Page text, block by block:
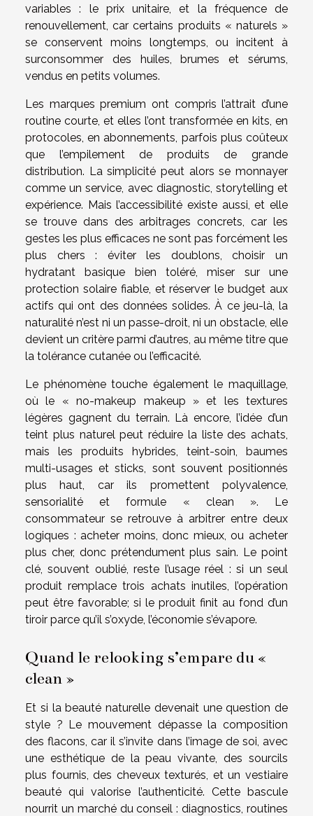
variables : le prix unitaire, et la fréquence de
renouvellement, car certains produits « naturels »
se conservent moins longtemps, ou incitent à
surconsommer des huiles, brumes et sérums,
vendus en petits volumes.
Les marques premium ont compris l’attrait d’une
routine courte, et elles l’ont transformée en kits, en
protocoles, en abonnements, parfois plus coûteux
que l’empilement de produits de grande
distribution. La simplicité peut alors se monnayer
comme un service, avec diagnostic, storytelling et
expérience. Mais l’accessibilité existe aussi, et elle
se trouve dans des arbitrages concrets, car les
gestes les plus efficaces ne sont pas forcément les
plus chers : éviter les doublons, choisir un
hydratant basique bien toléré, miser sur une
protection solaire fiable, et réserver le budget aux
actifs qui ont des données solides. À ce jeu-là, la
naturalité n’est ni un passe-droit, ni un obstacle, elle
devient un critère parmi d’autres, au même titre que
la tolérance cutanée ou l’efficacité.
Le phénomène touche également le maquillage,
où le « no-makeup makeup » et les textures
légères gagnent du terrain. Là encore, l’idée d’un
teint plus naturel peut réduire la liste des achats,
mais les produits hybrides, teint-soin, baumes
multi-usages et sticks, sont souvent positionnés
plus haut, car ils promettent polyvalence,
sensorialité et formule « clean ». Le
consommateur se retrouve à arbitrer entre deux
logiques : acheter moins, donc mieux, ou acheter
plus cher, donc prétendument plus sain. Le point
clé, souvent oublié, reste l’usage réel : si un seul
produit remplace trois achats inutiles, l’opération
peut être favorable; si le produit finit au fond d’un
tiroir parce qu’il s’oxyde, l’économie s’évapore.
Quand le relooking s’empare du «
clean »
Et si la beauté naturelle devenait une question de
style ? Le mouvement dépasse la composition
des flacons, car il s’invite dans l’image de soi, avec
une esthétique de la peau vivante, des sourcils
plus fournis, des cheveux texturés, et un vestiaire
beauté qui valorise l’authenticité. Cette bascule
nourrit un marché du conseil : diagnostics, routines